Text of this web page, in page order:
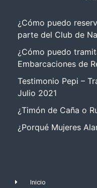
¿Cómo puedo
parte del Club de
¿Cómo puedo
Embarcaciones de
Testimonio Pepi –
Julio 2021
¿Timón de Caña o
¿Porqué Mujeres
Inicio